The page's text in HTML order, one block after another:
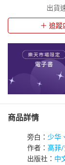
出貨
追蹤
商品詳情
旁白： 少华
作者： 高菲/
出版社： 中